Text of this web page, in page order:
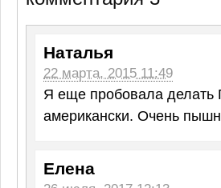
Наталья
22 марта, 2015 11:49
Я еще пробовала делать
американски. Очень
Елена